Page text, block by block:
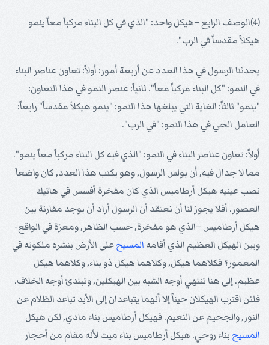
(4)الوصف الرابع –هيكل واحد: "الذي في كل البناء مركباً معاً ينمو
هيكلاً مقدساً في الرب".
يحدثنا الرسول في هذا العدد عن أربعة أمور: أولاً: تعاون عناصر البناء
في النمو: "كل البناء مركباً معاً". ثانياً: عنصر النمو في هذا التعاون:
"ينمو" ثالثاً: الغاية التي يبلغها هذا النمو: "ينمو هيكلاً مقدساً" رابعاً:
العامل الحي في هذا النمو: "في الرب".
أولاً: تعاون عناصر البناء في النمو: "الذي فيه كل البناء مركباً معاً ينمو".
مما لا جدال فيه, أن بولس الرسول, وهو يكتب هذا العدد, كان واضعاَ
نصب عينيه هيكل أرطاميس الذي كان مفخرة أفسس في هاتيك
العصور. أفلا يجوز لنا أن نعتقد أن الرسول أراد أن يوجد مقارنة بين
هيكل أرطاميس –الذي هو مفخرة, حسب الظاهر, ومعرّة في الواقع-
وبين الهيكل العظيم الذي أقامه المسيحعلى الأرض بنشره ملكوته في
المعمور؟ فكلاهما هيكل, وكلاهما هيكل ذو بناء, وكلاهما هيكل
عظيم. إلى هنا تنتهي أوجه الشبه بين الهيكلين, وتبتدئ أوجه الخلاف.
فلئن اقترب الهيكلان حيناً إلا أنهما يتباعدان إلى الأبد تباعد الظلام عن
النور, والجحيم عن النعيم. فهيكل أرطاميس بناء مادي, لكن هيكل
المسيح بناء روحي. هيكل أرطاميس بناء ميت لأنه مقام من أحجار